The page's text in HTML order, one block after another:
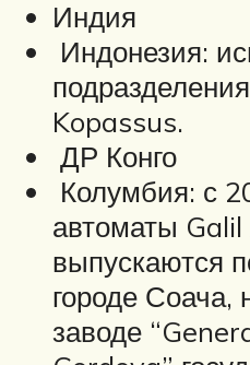
Индия
Индонезия:
Kopassus.
ДР Конго
Колумбия: с
автоматы
выпускаются
городе Соача,
заводе